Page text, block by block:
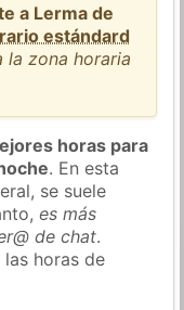
a Lerma de
estándard
la zona horaria
horas para
. En esta
se suele
es más
de chat.
horas de